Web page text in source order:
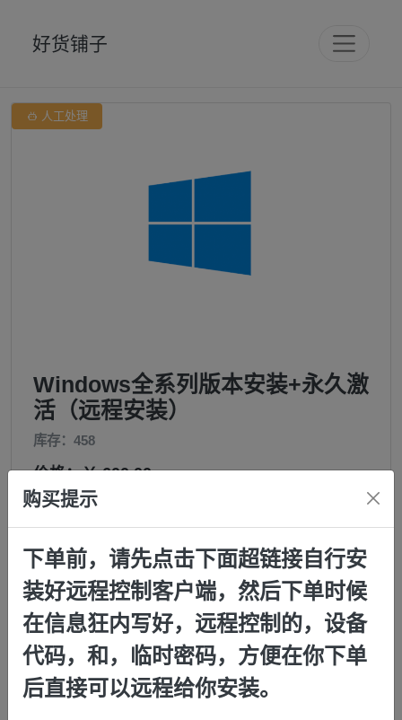
好货铺子
 人工处理
Windows全系列版本安装+永久激
活（远程安装）
库存：458
价格：￥ 600.00
邮箱:
购买:
− +
订单查询密码:
购买提示
下单前，请先点击下面超链接自行安
装好远程控制客户端，然后下单时候
在信息狂内写好，远程控制的，设备
代码，和，临时密码，方便在你下单
后直接可以远程给你安装。